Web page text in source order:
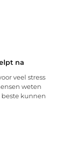
na
veel stress
weten
kunnen